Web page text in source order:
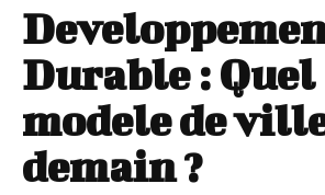
Durable : Quel
modele de
demain ?